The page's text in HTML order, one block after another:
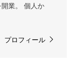
業。 個人か
プロフィール